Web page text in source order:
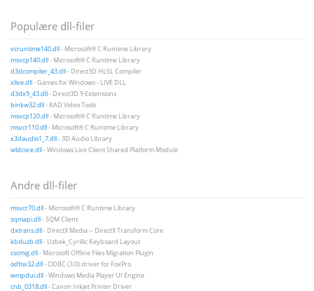
Populære dll-filer
vcruntime140.dll- Microsoft® C Runtime Library
msvcp140.dll- Microsoft® C Runtime Library
d3dcompiler_43.dll- Direct3D HLSL Compiler
xlive.dll- Games for Windows - LIVE DLL
d3dx9_43.dll- Direct3D 9 Extensions
binkw32.dll- RAD Video Tools
msvcp120.dll- Microsoft® C Runtime Library
msvcr110.dll- Microsoft® C Runtime Library
x3daudio1_7.dll- 3D Audio Library
wldcore.dll- Windows Live Client Shared Platform Module
Andre dll-filer
msvcr70.dll- Microsoft® C Runtime Library
sqmapi.dll- SQM Client
dxtrans.dll- DirectX Media -- DirectX Transform Core
kbduzb.dll- Uzbek_Cyrillic Keyboard Layout
cscmig.dll- Microsoft Offline Files Migration Plugin
odfox32.dll- ODBC (3.0) driver for FoxPro
wmpdui.dll- Windows Media Player UI Engine
cnb_0318.dll- Canon Inkjet Printer Driver